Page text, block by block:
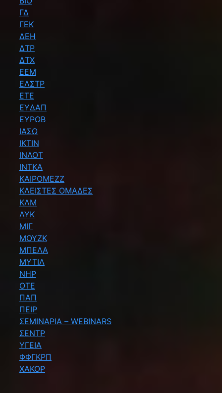
ΓΔ
ΓΕΚ
ΔΕΗ
ΔΤΡ
ΔΤΧ
ΕΕΜ
ΕΛΣΤΡ
ΕΤΕ
ΕΥΔΑΠ
ΕΥΡΩΒ
ΙΑΣΩ
ΙΚΤΙΝ
ΙΝΛΟΤ
ΙΝΤΚΑ
ΚΑΙΡΟΜΕΖΖ
ΚΛΕΙΣΤΕΣ ΟΜΑΔΕΣ
ΚΛΜ
ΛΥΚ
ΜΙΓ
ΜΟΥΖΚ
ΜΠΕΛΑ
ΜΥΤΙΛ
ΝΗΡ
ΟΤΕ
ΠΑΠ
ΠΕΙΡ
ΣΕΜΙΝΑΡΙΑ – WEBINARS
ΣΕΝΤΡ
ΥΓΕΙΑ
ΦΦΓΚΡΠ
ΧΑΚΟΡ